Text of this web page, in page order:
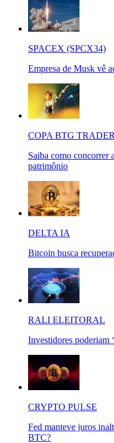
SPACEX (SPCX34)
Empresa de Musk vê
COPA BTG TRADER
Saiba como concorrer
patrimônio
DELTA IA
Bitcoin busca
RALI ELEITORAL
Investidores poderiam
CRYPTO PULSE
Fed manteve juros
BTC?